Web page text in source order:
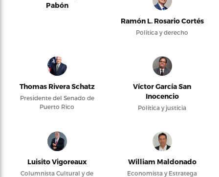
Pabón
Ramón L. Rosario Cortés
Política y derecho
Thomas Rivera Schatz
Presidente del Senado de
Puerto Rico
Víctor García San
Inocencio
Política y justicia
Luisito Vigoreaux
Columnista Cultural y de
William Maldonado
Economista y Estratega